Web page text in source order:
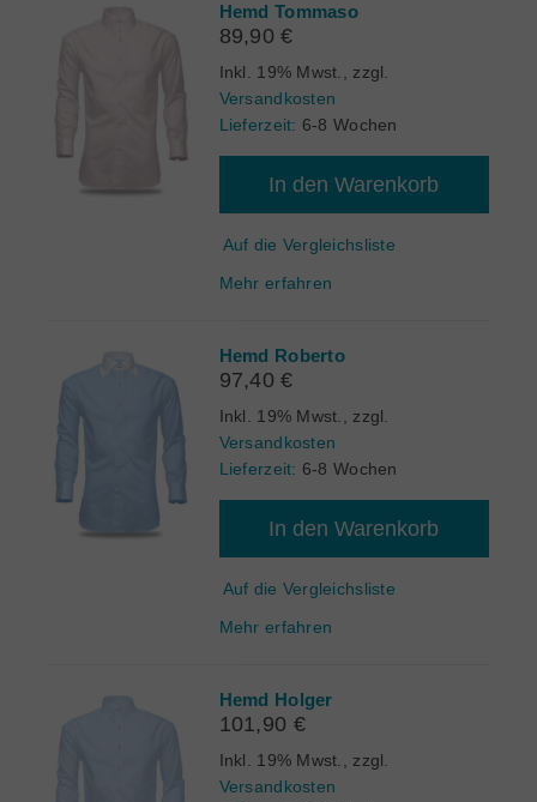
Hemd Tommaso
89,90 €
Inkl. 19% Mwst.
zzgl.
Versandkosten
Lieferzeit: 6-8 Wochen
In den Warenkorb
Auf die Vergleichsliste
Mehr erfahren
Hemd Roberto
97,40 €
Inkl. 19% Mwst.
zzgl.
Versandkosten
Lieferzeit: 6-8 Wochen
In den Warenkorb
Auf die Vergleichsliste
Mehr erfahren
Hemd Holger
101,90 €
Inkl. 19% Mwst.
zzgl.
Versandkosten